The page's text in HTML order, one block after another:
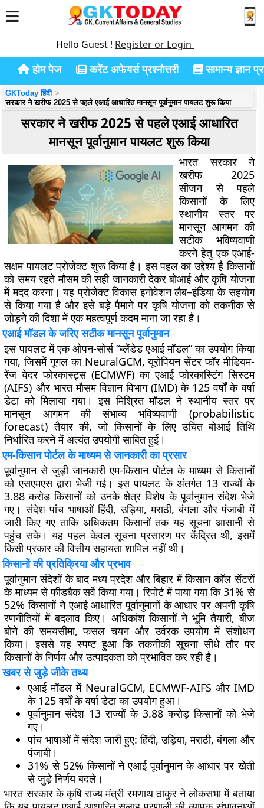
Hello Guest ! Register or Login
होम पेज करेंट अफेयर्स प्रश्नोत्तरी सामान्य ज्ञान
GKToday हिंदी
सरकार ने खरीफ 2025 से पहले एआई आधारित मानसून पूर्वानुमान पायलट शुरू किया
सरकार ने खरीफ 2025 से पहले एआई आधारित
मानसून पूर्वानुमान पायलट शुरू किया
भारत सरकार ने
खरीफ 2025
सीजन से पहले
किसानों के लिए
स्थानीय स्तर पर
मानसून आगमन की
सटीक भविष्यवाणी
करने हेतु एक एआई-
सक्षम पायलट प्रोजेक्ट शुरू किया है। इस पहल का उद्देश्य है किसानों
को समय रहते मौसम की सही जानकारी देकर बोआई और कृषि योजना
में मदद करना। यह प्रोजेक्ट विकास इनोवेशन लैब–इंडिया के सहयोग
से किया गया है और इसे बड़े पैमाने पर कृषि योजना को तकनीक से
जोड़ने की दिशा में एक महत्वपूर्ण कदम माना जा रहा है।
एआई मॉडल के जरिए सटीक मानसून पूर्वानुमान
इस पायलट में एक ओपन-सोर्स “ब्लेंडेड एआई मॉडल” का उपयोग किया
गया, जिसमें गूगल का NeuralGCM, यूरोपियन सेंटर फॉर मीडियम-
रेंज वेदर फोरकास्ट्स (ECMWF) का एआई फोरकास्टिंग सिस्टम
(AIFS) और भारत मौसम विज्ञान विभाग (IMD) के 125 वर्षों के वर्षा
डेटा को मिलाया गया। इस मिश्रित मॉडल ने स्थानीय स्तर पर
मानसून आगमन की संभाव्य भविष्यवाणी (probabilistic
forecast) तैयार की, जो किसानों के लिए उचित बोआई तिथि
निर्धारित करने में अत्यंत उपयोगी साबित हुई।
एम-किसान पोर्टल के माध्यम से जानकारी का प्रसार
पूर्वानुमान से जुड़ी जानकारी एम-किसान पोर्टल के माध्यम से किसानों
को एसएमएस द्वारा भेजी गई। इस पायलट के अंतर्गत 13 राज्यों के
3.88 करोड़ किसानों को उनके क्षेत्र विशेष के पूर्वानुमान संदेश भेजे
गए। संदेश पांच भाषाओं हिंदी, उड़िया, मराठी, बंगला और पंजाबी में
जारी किए गए ताकि अधिकतम किसानों तक यह सूचना आसानी से
पहुंच सके। यह पहल केवल सूचना प्रसारण पर केंद्रित थी, इसमें
किसी प्रकार की वित्तीय सहायता शामिल नहीं थी।
किसानों की प्रतिक्रिया और प्रभाव
पूर्वानुमान संदेशों के बाद मध्य प्रदेश और बिहार में किसान कॉल सेंटरों
के माध्यम से फीडबैक सर्वे किया गया। रिपोर्ट में पाया गया कि 31% से
52% किसानों ने एआई आधारित पूर्वानुमानों के आधार पर अपनी कृषि
रणनीतियों में बदलाव किए। अधिकांश किसानों ने भूमि तैयारी, बीज
बोने की समयसीमा, फसल चयन और उर्वरक उपयोग में संशोधन
किया। इससे यह स्पष्ट हुआ कि तकनीकी सूचना सीधे तौर पर
किसानों के निर्णय और उत्पादकता को प्रभावित कर रही है।
खबर से जुड़े जीके तथ्य
एआई मॉडल में NeuralGCM, ECMWF-AIFS और IMD
के 125 वर्षों के वर्षा डेटा का उपयोग हुआ।
पूर्वानुमान संदेश 13 राज्यों के 3.88 करोड़ किसानों को भेजे
गए।
पांच भाषाओं में संदेश जारी हुए: हिंदी, उड़िया, मराठी, बंगला और
पंजाबी।
31% से 52% किसानों ने एआई पूर्वानुमान के आधार पर खेती
से जुड़े निर्णय बदले।
भारत सरकार के कृषि राज्य मंत्री रमणाथ ठाकुर ने लोकसभा में बताया